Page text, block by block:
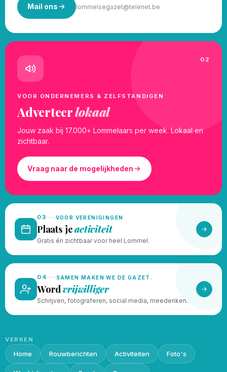
Mail ons lommelsegazet@telenet.be
02
VOOR ONDERNEMERS & ZELFSTANDIGEN
Adverteerlokaal
Jouw zaak bij 17.000+ Lommelaars per week. Lokaal en
zichtbaar.
Vraag naar de mogelijkheden
03 VOOR VERENIGINGEN
Plaats jeactiviteit
Gratis én zichtbaar voor heel Lommel.
04 SAMEN MAKEN WE DE GAZET.
Wordvrijwilliger
Schrijven, fotograferen, social media, meedenken.
VERKEN
Home Rouwberichten Activiteiten Foto's